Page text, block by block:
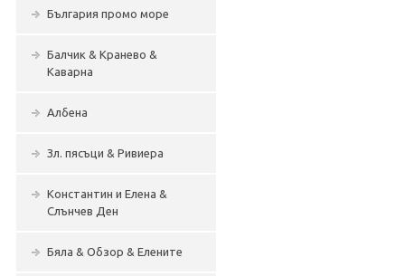
България промо море
Балчик & Кранево &
Каварна
Албена
Зл. пясъци & Ривиера
Константин и Елена &
Слънчев Ден
Бяла & Обзор & Елените